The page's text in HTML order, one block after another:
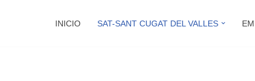
INICIO SAT-SANT CUGAT DEL VALLES